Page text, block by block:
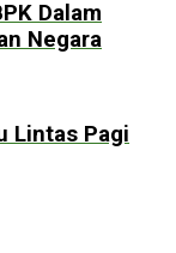
Dalam
Negara
Lintas Pagi